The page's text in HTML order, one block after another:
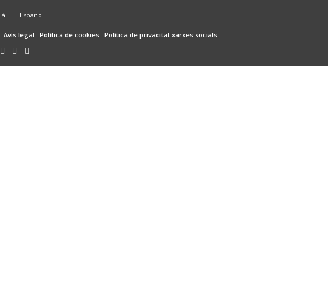
Español
Avís legal · Política de cookies· Política de privacitat xarxes socials